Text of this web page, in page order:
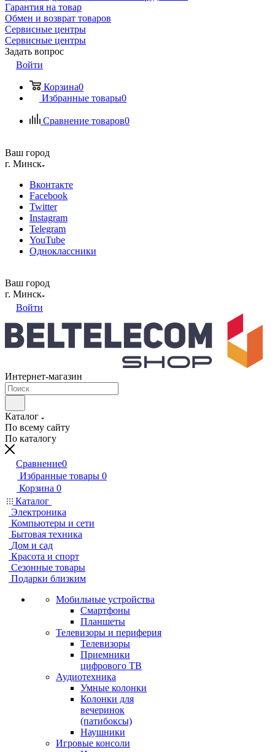
Гарантия на товар
Обмен и возврат товаров
Сервисные центры
Сервисные центры
Задать вопрос
Войти
Корзина0
Избранные товары0
Сравнение товаров0
Ваш город
г. Минск
Вконтакте
Facebook
Twitter
Instagram
Telegram
YouTube
Одноклассники
Ваш город
г. Минск
Войти
Интернет-магазин
Каталог
По всему сайту
По каталогу
Сравнение0
Избранные товары 0
Корзина 0
Каталог
Электроника
Компьютеры и сети
Бытовая техника
Дом и сад
Красота и спорт
Сезонные товары
Подарки близким
Мобильные устройства
Смартфоны
Планшеты
Телевизоры и периферия
Телевизоры
Приемники
цифрового ТВ
Аудиотехника
Умные колонки
Колонки для
вечеринок
(патибоксы)
Наушники
Игровые консоли